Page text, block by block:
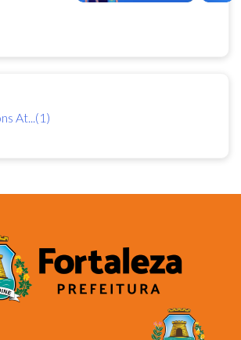
At...(1)